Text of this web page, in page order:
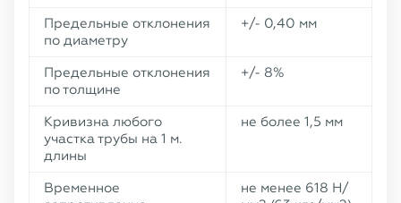
Предельные отклонения
по диаметру
+/- 0,40 мм
Предельные отклонения
по толщине
+/- 8%
Кривизна любого
участка трубы на 1 м.
длины
не более 1,5 мм
Временное
не менее 618 Н/